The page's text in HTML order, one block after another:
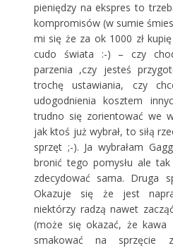
pieniędzy na ekspres to
kompromisów (w sumie
mi się że za ok 1000 zł
cudo świata :-) – czy
parzenia ,czy jesteś
trochę ustawiania, czy
udogodnienia kosztem
trudno się zorientować we
jak ktoś już wybrał, to siłą
sprzęt ;-). Ja wybrałam
bronić tego pomysłu ale
zdecydować sama. Druga
Okazuje się że jest
niektórzy radzą nawet
(może się okazać, że kawa
smakować na sprzęcie